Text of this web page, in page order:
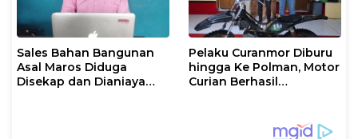
Sales Bahan Bangunan
Asal Maros Diduga
Disekap dan Dianiaya
Pelaku Curanmor Diburu
hingga Ke Polman, Motor
Curian Berhasil